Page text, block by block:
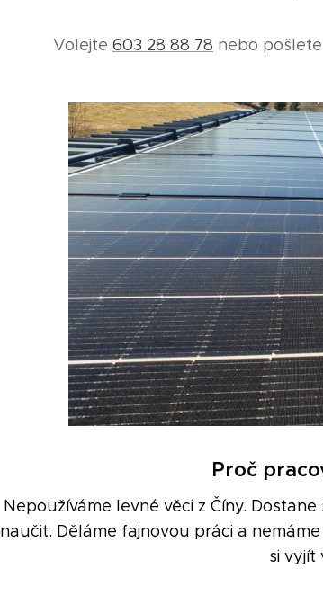
Volejte 603 28 88 78 nebo
Proč
Nepoužíváme levné věci z Číny.
naučit. Děláme fajnovou práci a
si vyjít